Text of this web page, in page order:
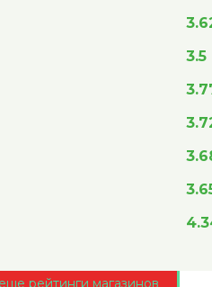
3.5
рейтинги магазинов